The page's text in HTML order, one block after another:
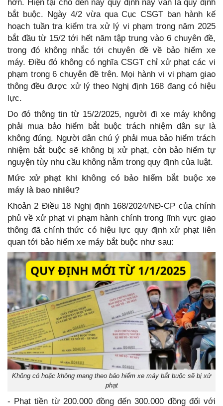
hơn. Hiện tại cho đến nay quy định này vẫn là quy định
bắt buộc. Ngày 4/2 vừa qua Cục CSGT ban hành kế
hoạch tuần tra kiểm tra xử lý vi phạm trong năm 2025
bắt đầu từ 15/2 tới hết năm tập trung vào 6 chuyên đề,
trong đó không nhắc tới chuyên đề về bảo hiểm xe
máy. Điều đó không có nghĩa CSGT chỉ xử phạt các vi
phạm trong 6 chuyên đề trên. Mọi hành vi vi phạm giao
thông đều được xử lý theo Nghị định 168 đang có hiệu
lực.
Do đó thông tin từ 15/2/2025, người đi xe máy không
phải mua bảo hiểm bắt buộc trách nhiệm dân sự là
không đúng. Người dân chú ý phải mua bảo hiểm trách
nhiệm bắt buộc sẽ không bị xử phạt, còn bảo hiểm tự
nguyện tùy nhu cầu không nằm trong quy định của luật.
Mức xử phạt khi không có bảo hiểm bắt buộc xe
máy là bao nhiêu?
Khoản 2 Điều 18 Nghị định 168/2024/NĐ-CP của chính
phủ về xử phạt vi phạm hành chính trong lĩnh vực giao
thông đã chính thức có hiệu lực quy định xử phạt liên
quan tới bảo hiểm xe máy bắt buộc như sau:
Không có hoặc không mang theo bảo hiểm xe máy bắt buộc sẽ bị xử
phạt
- Phạt tiền từ 200.000 đồng đến 300.000 đồng đối với